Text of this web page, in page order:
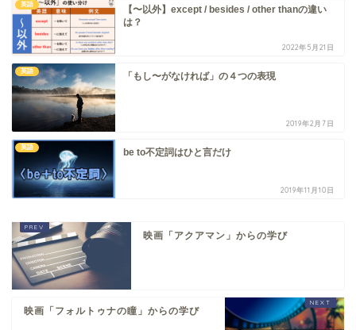
英語
【〜以外】except / besides / other thanの違い
は？
2022年5月21日
英語 「もし〜がなければ」の４つの表現
2019年2月7日
英語 be to不定詞はひと言だけ
2019年11月10日
映画「アクアマン」からの学び
映画「フォルトゥナの瞳」からの学び